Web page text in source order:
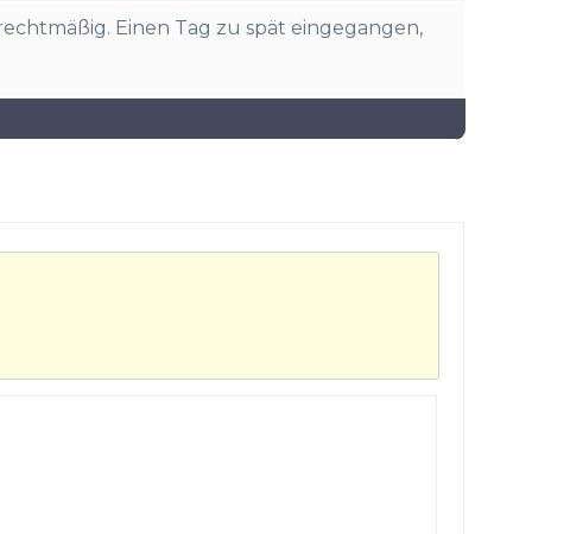
Einen Tag zu spät eingegangen,